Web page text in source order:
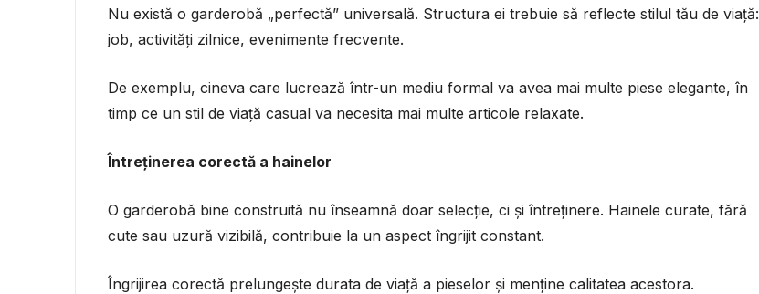
Nu există o garderobă „perfectă” universală. Structura ei trebuie să reflecte stilul tău de viață:
job, activități zilnice, evenimente frecvente.
De exemplu, cineva care lucrează într-un mediu formal va avea mai multe piese elegante, în
timp ce un stil de viață casual va necesita mai multe articole relaxate.
Întreținerea corectă a hainelor
O garderobă bine construită nu înseamnă doar selecție, ci și întreținere. Hainele curate, fără
cute sau uzură vizibilă, contribuie la un aspect îngrijit constant.
Îngrijirea corectă prelungește durata de viață a pieselor și menține calitatea acestora.